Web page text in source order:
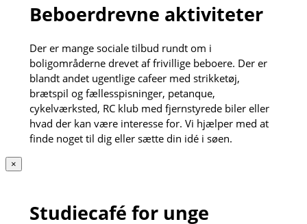
Beboerdrevne aktiviteter
Der er mange sociale tilbud rundt om i
boligområderne drevet af frivillige beboere. Der er
blandt andet ugentlige cafeer med strikketøj,
brætspil og fællesspisninger, petanque,
cykelværksted, RC klub med fjernstyrede biler eller
hvad der kan være interesse for. Vi hjælper med at
finde noget til dig eller sætte din idé i søen.
×
Studiecafé for unge